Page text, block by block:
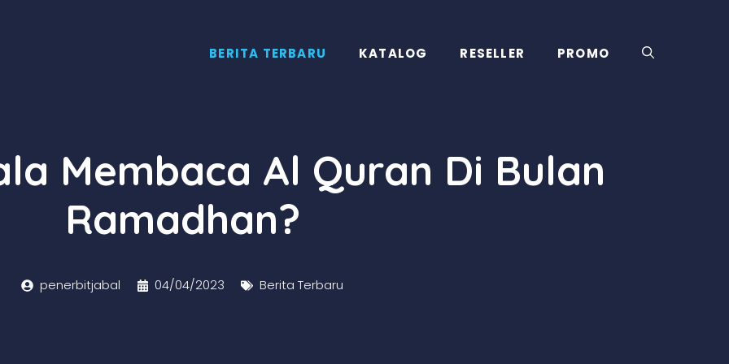
BERITA TERBARU KATALOG RESELLER PROMO
Membaca Al Quran Di Bulan
Ramadhan?
penerbitjabal 04/04/2023 Berita Terbaru